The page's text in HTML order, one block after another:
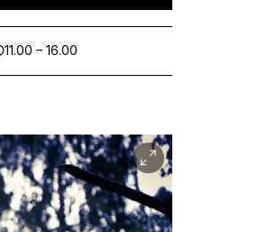
11.00 – 16.00